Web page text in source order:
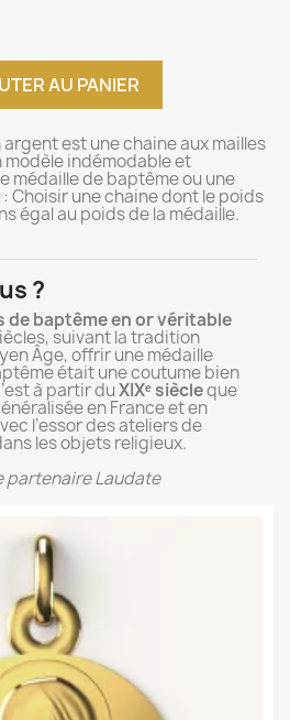
AU PANIER
est une chaine aux mailles
indémodable et
médaille de baptême ou une
Choisir une chaine dont le poids
égal au poids de la médaille.
?
de baptême en or véritable
suivant la tradition
Âge, offrir une médaille
était une coutume bien
à partir duXIXᵉ siècleque
en France et en
l’essor des ateliers de
les objets religieux.
partenaire Laudate